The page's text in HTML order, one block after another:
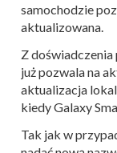
samochodzie
aktualizowana.
Z doświadczenia
już pozwala na
aktualizacja
kiedy Galaxy
Tak jak w